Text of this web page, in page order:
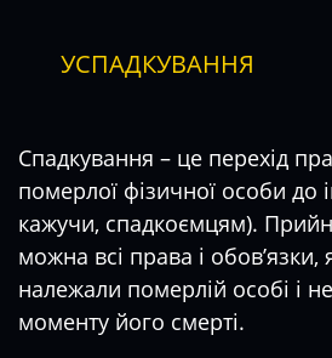
УСПАДКУВАННЯ
Спадкування – це перехід
померлої фізичної особи до
кажучи, спадкоємцям).
можна всі права і обов’язки,
належали померлій особі і
моменту його смерті.